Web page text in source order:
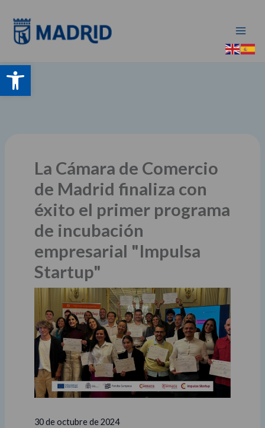
Abrir barra de herramientas
contenido
La Cámara de Comercio
de Madrid finaliza con
éxito el primer programa
de incubación
empresarial "Impulsa
Startup"
30 de octubre de 2024